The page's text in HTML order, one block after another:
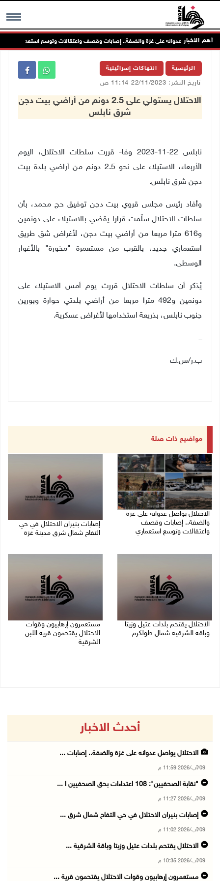
MENU أهم الاخبار
يواصل عدوانه على غزة والضفة.. إصابات وقصف واعتقالات وتوسع استعماري
الرئيسية انتهاكات إسرائيلية
تاريخ النشر: 22/11/2023 11:14 ص
الاحتلال يستولي على 2.5 دونم من أراضي بيت دجن
شرق نابلس
نابلس 22-11-2023 وفا- قررت سلطات الاحتلال، اليوم
الأربعاء، الاستيلاء على نحو 2.5 دونم من أراضي بلدة بيت
دجن شرق نابلس.
وأفاد رئيس مجلس قروي بيت دجن توفيق حج محمد، بأن
سلطات الاحتلال سلّمت قرارا يقضي بالاستيلاء على دونمين
و616 مترا مربعا من أراضي بيت دجن، لأغراض شق طريق
استعماري جديد، بالقرب من مستعمرة "مخورة" بالأغوار
الوسطى.
يُذكر أن سلطات الاحتلال قررت يوم أمس الاستيلاء على
دونمين و492 مترا مربعا من أراضي بلدتي حوارة وبورين
جنوب نابلس، بذريعة استخدامها لأغراض عسكرية.
ـــ
ب.ر/س.ك
مواضيع ذات صلة
الاحتلال يواصل عدوانه على غزة
والضفة.. إصابات وقصف
واعتقالات وتوسع استعماري
إصابات بنيران الاحتلال في حي
التفاح شمال شرق مدينة غزة
الاحتلال يقتحم بلدات عتيل وزيتا
وباقة الشرقية شمال طولكرم
مستعمرون إرهابيون وقوات
الاحتلال يقتحمون قرية اللبن
الشرقية
أحدث الاخبار
الاحتلال يواصل عدوانه على غزة والضفة.. إصابات ...
09/آب/2026 11:59 م
"نقابة الصحفيين": 108 اعتداءات بحق الصحفيين ا ...
09/آب/2026 11:27 م
إصابات بنيران الاحتلال في حي التفاح شمال شرق ...
09/آب/2026 11:02 م
الاحتلال يقتحم بلدات عتيل وزيتا وباقة الشرقية ...
09/آب/2026 10:35 م
مستعمرون إرهابيون وقوات الاحتلال يقتحمون قرية ...